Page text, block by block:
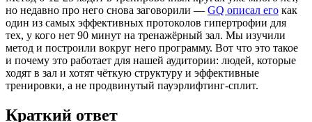
но недавно про него снова заговорили — GQ описал его как
один из самых эффективных протоколов гипертрофии для
тех, у кого нет 90 минут на тренажёрный зал. Мы изучили
метод и построили вокруг него программу. Вот что это такое
и почему это работает для нашей аудитории: людей, которые
ходят в зал и хотят чёткую структуру и эффективные
тренировки, а не продвинутый пауэрлифтинг-сплит.
Краткий ответ